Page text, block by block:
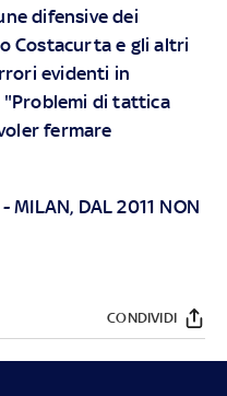
difensive dei
Costacurta e gli altri
evidenti in
"Problemi di tattica
fermare
-MILAN, DAL 2011 NON
CONDIVIDI